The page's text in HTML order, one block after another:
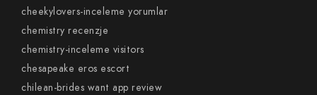
cheekylovers-inceleme yorumlar
chemistry recenzje
chemistry-inceleme visitors
chesapeake eros escort
chilean-brides want app review